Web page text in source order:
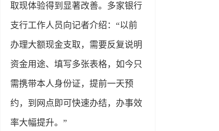
取现体验得到显著改善。多家银行
支行工作人员向记者介绍：“以前
办理大额现金支取，需要反复说明
资金用途、填写多张表格，如今只
需携带本人身份证，提前一天预
约，到网点即可快速办结，办事效
率大幅提升。”